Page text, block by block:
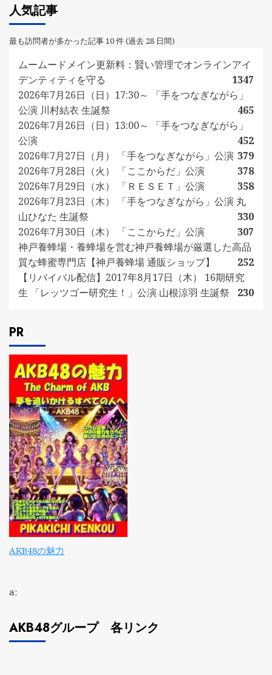
人気記事
最も訪問者が多かった記事 10 件 (過去 28 日間)
ムームードメイン更新料：賢い管理でオンラインアイ
デンティティを守る
1347
2026年7月26日（日）17:30～ 「手をつなぎながら」
公演 川村結衣 生誕祭
465
2026年7月26日（日）13:00～ 「手をつなぎながら」
公演
452
2026年7月27日（月） 「手をつなぎながら」公演 379
2026年7月28日（火） 「ここからだ」公演
378
2026年7月29日（水） 「ＲＥＳＥＴ」公演
358
2026年7月23日（木） 「手をつなぎながら」公演 丸
山ひなた 生誕祭
330
2026年7月30日（木） 「ここからだ」公演
307
神戸養蜂場・養蜂場を営む神戸養蜂場が厳選した高品
質な蜂蜜専門店【神戸養蜂場 通販ショップ】
252
【リバイバル配信】2017年8月17日（木） 16期研究
生 「レッツゴー研究生！」公演 山根涼羽 生誕祭
230
PR
AKB48の魅力
a:
AKB48グループ 各リンク